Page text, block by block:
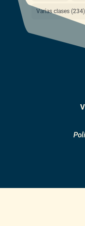
Varias clases(234)